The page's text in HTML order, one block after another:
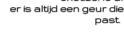
er is altijd een geur
past.